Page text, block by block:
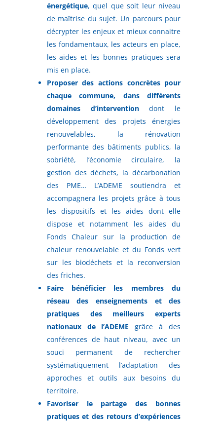
énergétique, quel que soit leur niveau
de maîtrise du sujet. Un parcours pour
décrypter les enjeux et mieux connaitre
les fondamentaux, les acteurs en place,
les aides et les bonnes pratiques sera
mis en place.
Proposer des actions concrètes pour
chaque commune, dans différents
domaines d’interventiondont le
développement des projets énergies
renouvelables, la rénovation
performante des bâtiments publics, la
sobriété, l’économie circulaire, la
gestion des déchets, la décarbonation
des PME… L’ADEME soutiendra et
accompagnera les projets grâce à tous
les dispositifs et les aides dont elle
dispose et notamment les aides du
Fonds Chaleur sur la production de
chaleur renouvelable et du Fonds vert
sur les biodéchets et la reconversion
des friches.
Faire bénéficier les membres du
réseau des enseignements et des
pratiques des meilleurs experts
nationaux de l’ADEME grâce à des
conférences de haut niveau, avec un
souci permanent de rechercher
systématiquement l’adaptation des
approches et outils aux besoins du
territoire.
Favoriser le partage des bonnes
pratiques et des retours d’expériences